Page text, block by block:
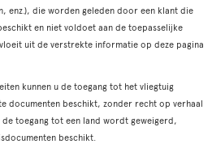
enz.), die worden geleden door een klant die
en niet voldoet aan de toepasselijke
uit de verstrekte informatie op deze pagina
kunnen u de toegang tot het vliegtuig
documenten beschikt, zonder recht op verhaal
toegang tot een land wordt geweigerd,
beschikt.